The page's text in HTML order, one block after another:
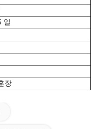
일
장